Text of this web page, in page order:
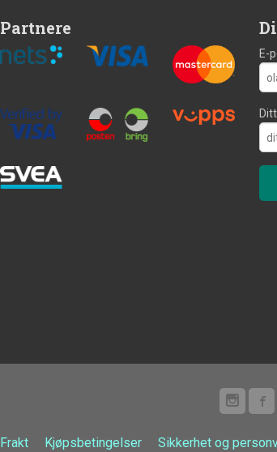
Partnere
E-
Frakt Kjøpsbetingelser Sikkerhet og